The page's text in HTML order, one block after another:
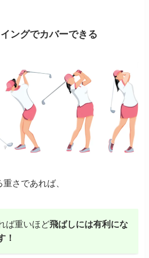
ングでカバーできる
さであれば、
ば重いほど飛ばしには有利にな
！